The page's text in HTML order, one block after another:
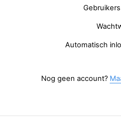
Automatisch
Nog geen account?